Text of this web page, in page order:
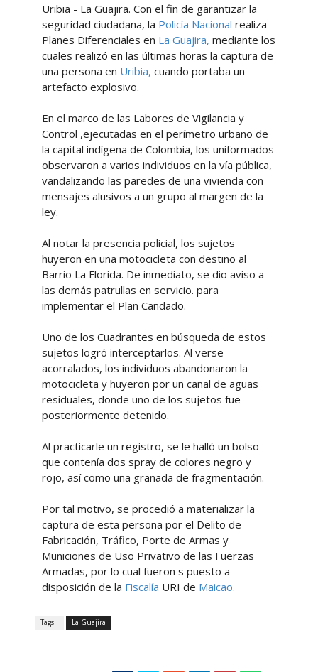
Uribia - La Guajira. Con el fin de garantizar la
seguridad ciudadana, la Policía Nacional realiza
Planes Diferenciales en La Guajira, mediante los
cuales realizó en las últimas horas la captura de
una persona en Uribia, cuando portaba un
artefacto explosivo.
En el marco de las Labores de Vigilancia y
Control ,ejecutadas en el perímetro urbano de
la capital indígena de Colombia, los uniformados
observaron a varios individuos en la vía pública,
vandalizando las paredes de una vivienda con
mensajes alusivos a un grupo al margen de la
ley.
Al notar la presencia policial, los sujetos
huyeron en una motocicleta con destino al
Barrio La Florida. De inmediato, se dio aviso a
las demás patrullas en servicio. para
implementar el Plan Candado.
Uno de los Cuadrantes en búsqueda de estos
sujetos logró interceptarlos. Al verse
acorralados, los individuos abandonaron la
motocicleta y huyeron por un canal de aguas
residuales, donde uno de los sujetos fue
posteriormente detenido.
Al practicarle un registro, se le halló un bolso
que contenía dos spray de colores negro y
rojo, así como una granada de fragmentación.
Por tal motivo, se procedió a materializar la
captura de esta persona por el Delito de
Fabricación, Tráfico, Porte de Armas y
Municiones de Uso Privativo de las Fuerzas
Armadas, por lo cual fueron s puesto a
disposición de la Fiscalía URI de Maicao.
Tags : La Guajira